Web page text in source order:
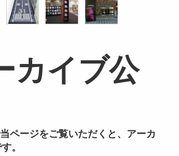
カイブ公
ページをご覧いただくと、アーカ
。